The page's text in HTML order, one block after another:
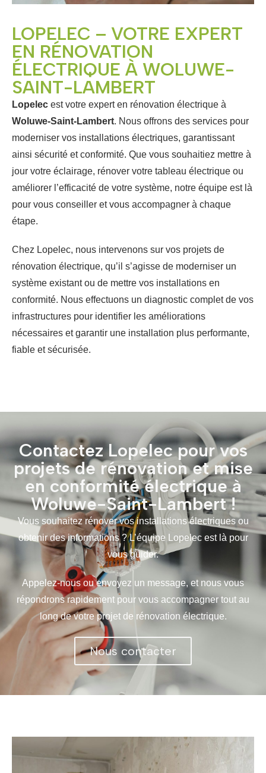
LOPELEC – VOTRE EXPERT
EN RÉNOVATION
ÉLECTRIQUE À WOLUWE-
SAINT-LAMBERT
Lopelec est votre expert en rénovation électrique à
Woluwe-Saint-Lambert. Nous offrons des services pour
moderniser vos installations électriques, garantissant
ainsi sécurité et conformité. Que vous souhaitiez mettre à
jour votre éclairage, rénover votre tableau électrique ou
améliorer l’efficacité de votre système, notre équipe est là
pour vous conseiller et vous accompagner à chaque
étape.
Chez Lopelec, nous intervenons sur vos projets de
rénovation électrique, qu’il s’agisse de moderniser un
système existant ou de mettre vos installations en
conformité. Nous effectuons un diagnostic complet de vos
infrastructures pour identifier les améliorations
nécessaires et garantir une installation plus performante,
fiable et sécurisée.
Contactez Lopelec pour vos
projets de rénovation et mise
en conformité électrique à
Woluwe-Saint-Lambert !
Vous souhaitez rénover vos installations électriques ou
obtenir des informations ? L’équipe Lopelec est là pour
vous guider.
Appelez-nous ou envoyez un message, et nous vous
répondrons rapidement pour vous accompagner tout au
long de votre projet de rénovation électrique.
Nous contacter